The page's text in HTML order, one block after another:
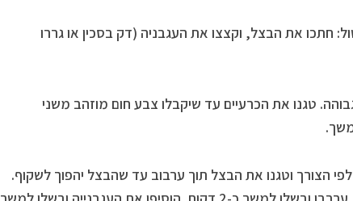
חתכו את הבצל, וקצצו את העגבניה (דק בסכין או גררו
גבוהה. טגנו את הכרעיים עד שיקבלו צבע חום מוזהב משני
2 כפות שמן זית לפי הצורך וטגנו את הבצל תוך ערבוב עד שהבצל יהפוך לשקוף.